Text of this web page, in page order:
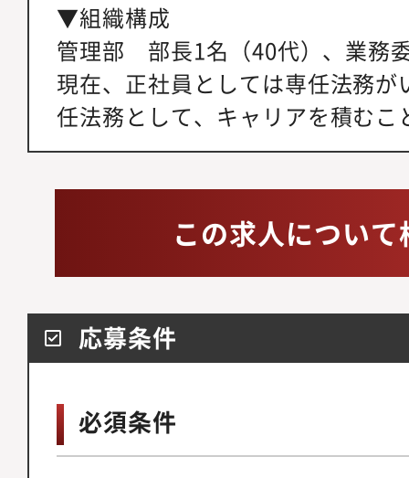
▼組織構成
管理部 部長1名（40代）、業務
現在、正社員としては専任法務
任法務として、キャリアを積むこ
この求人につい
応募条件
必須条件